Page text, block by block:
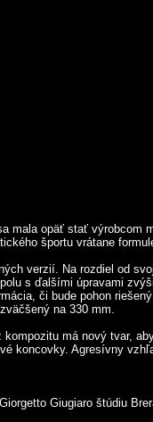
mala opäť stať
športu vrátane
verzií. Na rozdiel od
s ďalšími úpravami
či bude pohon
na 330 mm.
má nový tvar,
koncovky. Agresívny
Giugiaro štúdiu